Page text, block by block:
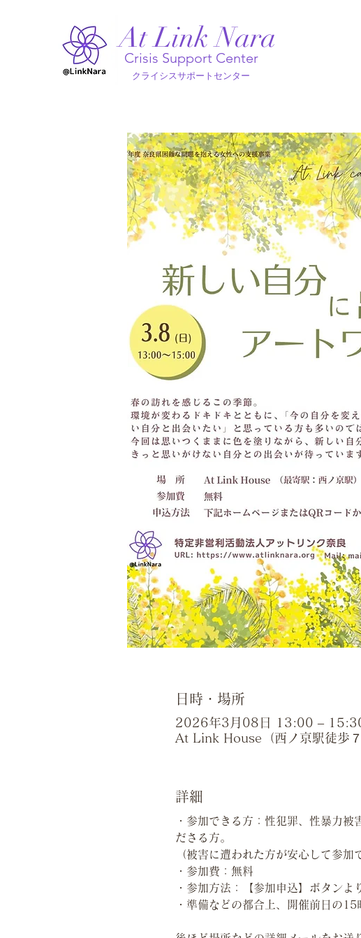
At Link Nara
Crisis Support Center
クライシスサポートセンター
日時・場所
2026年3月08日 13:00 –
At Link House（西ノ京駅徒歩７
詳細
・参加できる方：性犯罪、性暴力
ださる方。
（被害に遭われた方が安心して参
・参加費：無料
・参加方法：【参加申込】ボタンよ
・準備などの都合上、開催前日の15